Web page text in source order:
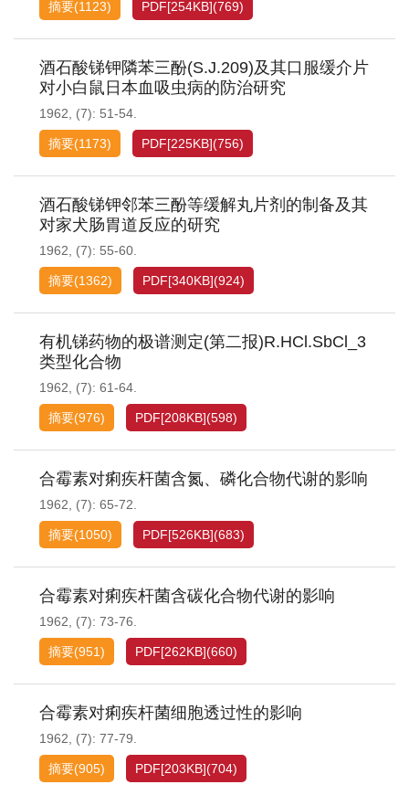
摘要(1123) PDF[254KB](769)
酒石酸锑钾隣苯三酚(S.J.209)及其口服缓介片
对小白鼠日本血吸虫病的防治研究
1962, (7): 51-54.
摘要(1173) PDF[225KB](756)
酒石酸锑钾邻苯三酚等缓解丸片剂的制备及其
对家犬肠胃道反应的研究
1962, (7): 55-60.
摘要(1362) PDF[340KB](924)
有机锑药物的极谱测定(第二报)R.HCl.SbCl_3
类型化合物
1962, (7): 61-64.
摘要(976) PDF[208KB](598)
合霉素对痢疾杆菌含氮、磷化合物代谢的影响
1962, (7): 65-72.
摘要(1050) PDF[526KB](683)
合霉素对痢疾杆菌含碳化合物代谢的影响
1962, (7): 73-76.
摘要(951) PDF[262KB](660)
合霉素对痢疾杆菌细胞透过性的影响
1962, (7): 77-79.
摘要(905) PDF[203KB](704)